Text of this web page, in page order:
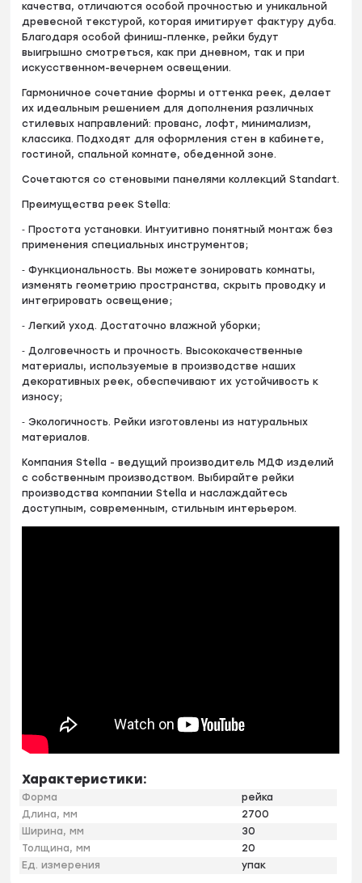
качества, отличаются особой прочностью и уникальной
древесной текстурой, которая имитирует фактуру дуба.
Благодаря особой финиш-пленке, рейки будут
выигрышно смотреться, как при дневном, так и при
искусственном-вечернем освещении.
Гармоничное сочетание формы и оттенка реек, делает
их идеальным решением для дополнения различных
стилевых направлений: прованс, лофт, минимализм,
классика. Подходят для оформления стен в кабинете,
гостиной, спальной комнате, обеденной зоне.
Сочетаются со стеновыми панелями коллекций Standart.
Преимущества реек Stella:
⁃ Простота установки. Интуитивно понятный монтаж без
применения специальных инструментов;
⁃ Функциональность. Вы можете зонировать комнаты,
изменять геометрию пространства, скрыть проводку и
интегрировать освещение;
⁃ Легкий уход. Достаточно влажной уборки;
⁃ Долговечность и прочность. Высококачественные
материалы, используемые в производстве наших
декоративных реек, обеспечивают их устойчивость к
износу;
⁃ Экологичность. Рейки изготовлены из натуральных
материалов.
Компания Stella - ведущий производитель МДФ изделий
с собственным производством. Выбирайте рейки
производства компании Stella и наслаждайтесь
доступным, современным, стильным интерьером.
Характеристики:
Форма
рейка
Длина, мм
2700
Ширина, мм
30
Толщина, мм
20
Ед. измерения
упак